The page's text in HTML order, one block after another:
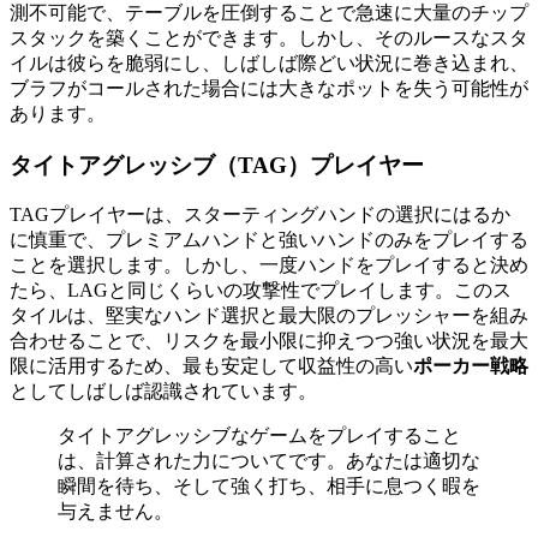
測不可能で、テーブルを圧倒することで急速に大量のチップ
スタックを築くことができます。しかし、そのルースなスタ
イルは彼らを脆弱にし、しばしば際どい状況に巻き込まれ、
ブラフがコールされた場合には大きなポットを失う可能性が
あります。
タイトアグレッシブ（TAG）プレイヤー
TAGプレイヤーは、スターティングハンドの選択にはるか
に慎重で、プレミアムハンドと強いハンドのみをプレイする
ことを選択します。しかし、一度ハンドをプレイすると決め
たら、LAGと同じくらいの攻撃性でプレイします。このス
タイルは、堅実なハンド選択と最大限のプレッシャーを組み
合わせることで、リスクを最小限に抑えつつ強い状況を最大
限に活用するため、最も安定して収益性の高いポーカー戦略
としてしばしば認識されています。
タイトアグレッシブなゲームをプレイすること
は、計算された力についてです。あなたは適切な
瞬間を待ち、そして強く打ち、相手に息つく暇を
与えません。